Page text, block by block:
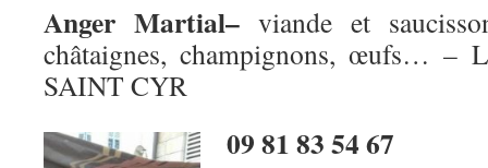
Anger Martial– viande et
châtaignes, champignons, œufs… –
SAINT CYR
09 81 83 54 67